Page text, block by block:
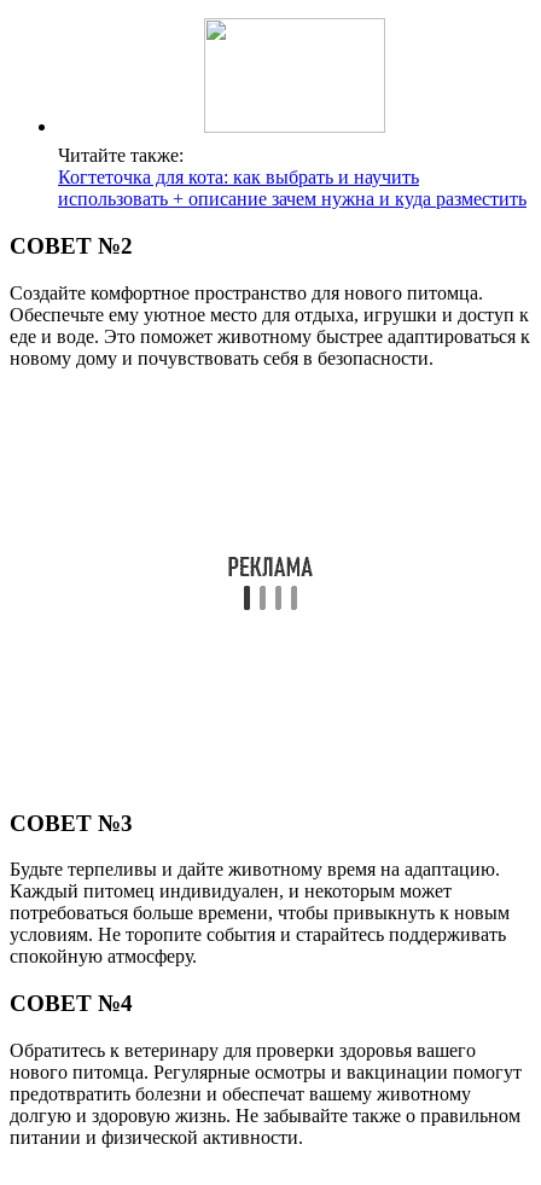
Читайте также:
Когтеточка для кота: как выбрать и научить
использовать + описание зачем нужна и куда разместить
СОВЕТ №2
Создайте комфортное пространство для нового питомца.
Обеспечьте ему уютное место для отдыха, игрушки и доступ к
еде и воде. Это поможет животному быстрее адаптироваться к
новому дому и почувствовать себя в безопасности.
СОВЕТ №3
Будьте терпеливы и дайте животному время на адаптацию.
Каждый питомец индивидуален, и некоторым может
потребоваться больше времени, чтобы привыкнуть к новым
условиям. Не торопите события и старайтесь поддерживать
спокойную атмосферу.
СОВЕТ №4
Обратитесь к ветеринару для проверки здоровья вашего
нового питомца. Регулярные осмотры и вакцинации помогут
предотвратить болезни и обеспечат вашему животному
долгую и здоровую жизнь. Не забывайте также о правильном
питании и физической активности.